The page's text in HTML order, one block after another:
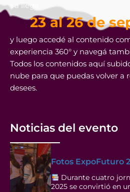
Ya llega
23 al 26 de
y luego accedé al contenido
experiencia 360° y navegá
Todos los contenidos aquí
nube para que puedas volver a
desees.
Noticias del evento
Fotos ExpoFuturo
Durante cuatro
2025 se convirtió en